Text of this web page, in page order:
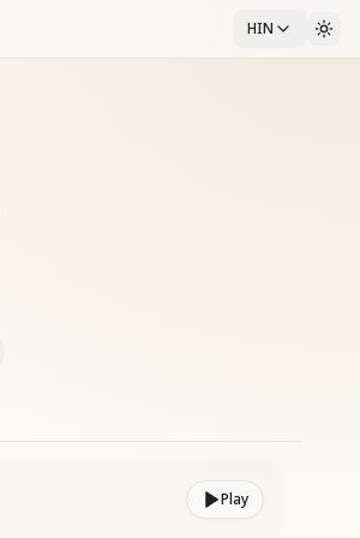
HIN
Play